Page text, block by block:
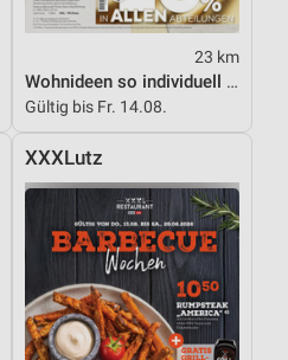
23 km
Wohnideen so individuell wie du!
Gültig bis Fr. 14.08.
XXXLutz